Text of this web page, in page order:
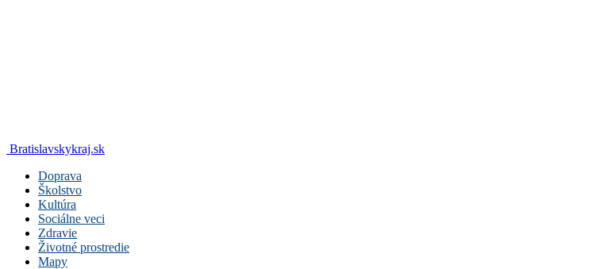
Bratislavskykraj.sk
Doprava
Školstvo
Kultúra
Sociálne veci
Zdravie
Životné prostredie
Mapy